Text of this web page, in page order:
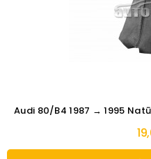
Audi 80/B4 1987 → 1995